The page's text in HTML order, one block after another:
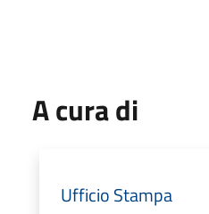
A cura di
Ufficio Stampa